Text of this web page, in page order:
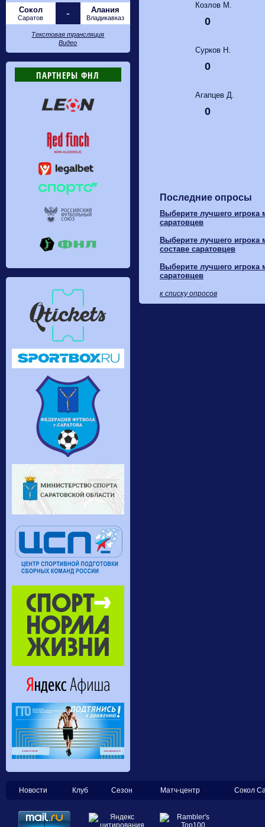
Сокол
Саратов - Алания
Владикавказ
Текстовая трансляция
Видео
ПАРТНЕРЫ ФНЛ
Козлов М.
0
Сурков Н.
0
Агапцев Д.
0
Последние опросы
Выберите лучшего игрока
саратовцев
Выберите лучшего
составе саратовцев
Выберите лучшего игрока
саратовцев
к списку опросов
Новости Клуб Сезон Матч-центр Сокол